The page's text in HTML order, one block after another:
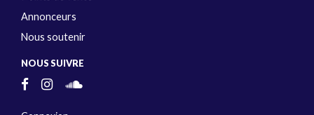
Annonceurs
Nous soutenir
NOUS SUIVRE